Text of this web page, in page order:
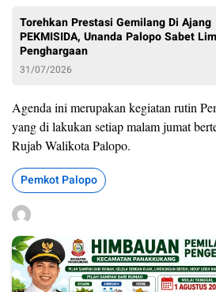
Torehkan Prestasi Gemilang Di Ajang
PEKMISIDA, Unanda Palopo Sabet
Penghargaan
31/07/2026
Agenda ini merupakan kegiatan rutin
yang di lakukan setiap malam jumat
Rujab Walikota Palopo.
Pemkot Palopo